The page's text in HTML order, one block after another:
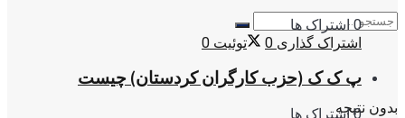
بدون نتیجه
0 اشتراک ها
اشتراک گذاری 0 توئیت 0
پ ک ک (حزب کارگران کردستان) چیست
0 اشتراک ها